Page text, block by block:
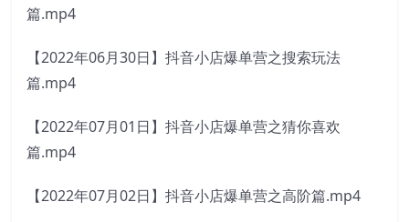
篇.mp4
【2022年06月30日】抖音小店爆单营之搜索玩法
篇.mp4
【2022年07月01日】抖音小店爆单营之猜你喜欢
篇.mp4
【2022年07月02日】抖音小店爆单营之高阶篇.mp4